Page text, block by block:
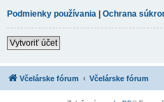
Podmienky používania | Ochrana
Vytvoriť účet
Včelárske fórum Včelárske fórum